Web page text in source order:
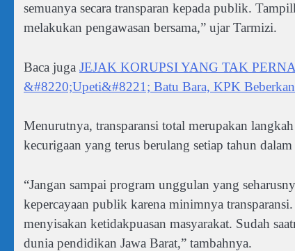
semuanya secara transparan kepada publik.
melakukan pengawasan bersama,” ujar Tarmizi.
Baca juga JEJAK KORUPSI YANG TAK
&#8220;Upeti&#8221; Batu Bara, KPK
Menurutnya, transparansi total merupakan
kecurigaan yang terus berulang setiap tahun
“Jangan sampai program unggulan yang
kepercayaan publik karena minimnya
menyisakan ketidakpuasan masyarakat. Sudah
dunia pendidikan Jawa Barat,” tambahnya.